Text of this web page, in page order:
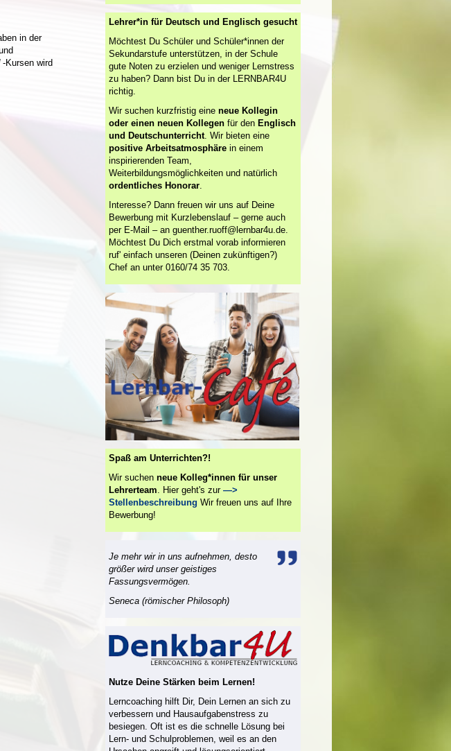
in der
-Kursen wird
Lehrer*in für Deutsch und Englisch gesucht
Möchtest Du Schüler und Schüler*innen der
Sekundarstufe unterstützen, in der Schule
gute Noten zu erzielen und weniger Lernstress
zu haben? Dann bist Du in der LERNBAR4U
richtig.
Wir suchen kurzfristig eine neue Kollegin
oder einen neuen Kollegen für den Englisch
und Deutschunterricht. Wir bieten eine
positive Arbeitsatmosphäre in einem
inspirierenden Team,
Weiterbildungsmöglichkeiten und natürlich
ordentliches Honorar
Interesse? Dann freuen wir uns auf Deine
Bewerbung mit Kurzlebenslauf – gerne auch
per E-Mail – an guenther.ruoff@lernbar4u.de.
Möchtest Du Dich erstmal vorab informieren
ruf' einfach unseren (Deinen zukünftigen?)
Chef an unter 0160/74 35 703.
Spaß am Unterrichten?!
Wir suchen neue Kolleg*innen für unser
Lehrerteam. Hier geht's zur —>
Stellenbeschreibung Wir freuen uns auf Ihre
Bewerbung!
Je mehr wir in uns aufnehmen, desto
größer wird unser geistiges
Fassungsvermögen.
Seneca (römischer Philosoph)
Nutze Deine Stärken beim Lernen!
Lerncoaching hilft Dir, Dein Lernen an sich zu
verbessern und Hausaufgabenstress zu
besiegen. Oft ist es die schnelle Lösung bei
Lern- und Schulproblemen, weil es an den